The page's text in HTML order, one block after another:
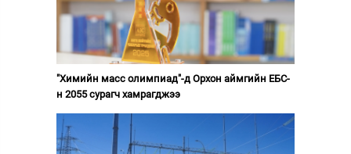
"Химийн масс олимпиад"-д Орхон аймгийн ЕБС-
н 2055 сурагч хамрагджээ